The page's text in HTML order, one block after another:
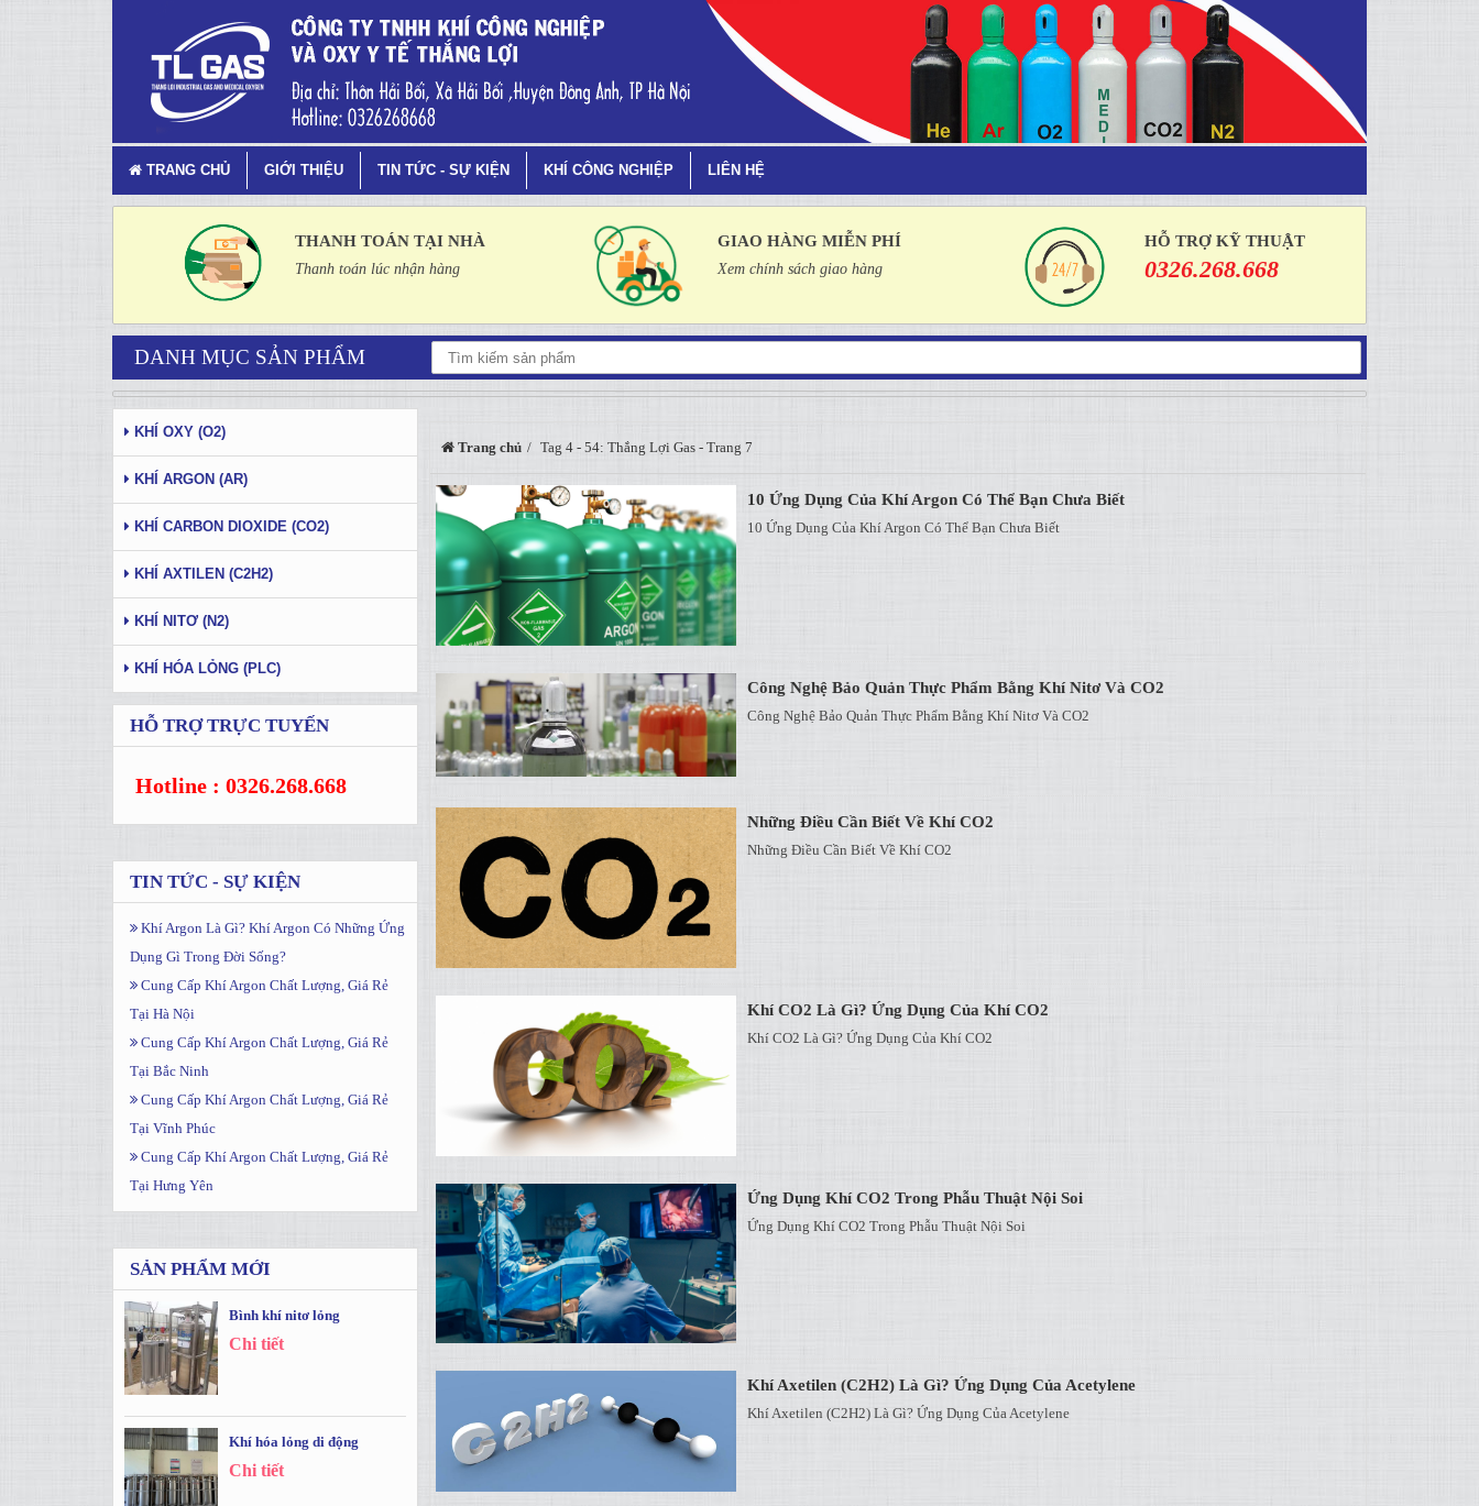
Tag 4 - 54: Thắng Lợi Gas - Trang 7
TRANG CHỦ GIỚI THIỆU TIN TỨC - SỰ KIỆN KHÍ CÔNG NGHIỆP LIÊN HỆ
THANH TOÁN TẠI NHÀ
Thanh toán lúc nhận hàng
GIAO HÀNG MIỄN PHÍ
Xem chính sách giao hàng
HỖ TRỢ KỸ THUẬT
0326.268.668
DANH MỤC SẢN PHẨM
Trang chủ Tag 4 - 54: Thắng Lợi Gas - Trang 7
10 Ứng Dụng Của Khí Argon Có Thể Bạn Chưa Biết
10 Ứng Dụng Của Khí Argon Có Thể Bạn Chưa Biết
Công Nghệ Bảo Quản Thực Phẩm Bằng Khí Nitơ Và CO2
Công Nghệ Bảo Quản Thực Phẩm Bằng Khí Nitơ Và CO2
Những Điều Cần Biết Về Khí CO2
Những Điều Cần Biết Về Khí CO2
Khí CO2 Là Gì? Ứng Dụng Của Khí CO2
Khí CO2 Là Gì? Ứng Dụng Của Khí CO2
Ứng Dụng Khí CO2 Trong Phẫu Thuật Nội Soi
Ứng Dụng Khí CO2 Trong Phẫu Thuật Nội Soi
Khí Axetilen (C2H2) Là Gì? Ứng Dụng Của Acetylene
Khí Axetilen (C2H2) Là Gì? Ứng Dụng Của Acetylene
KHÍ OXY (O2)
KHÍ ARGON (AR)
KHÍ CARBON DIOXIDE (CO2)
KHÍ AXTILEN (C2H2)
KHÍ NITƠ (N2)
KHÍ HÓA LỎNG (PLC)
HỖ TRỢ TRỰC TUYẾN
Hotline : 0326.268.668
TIN TỨC - SỰ KIỆN
Khí Argon Là Gì? Khí Argon Có Những Ứng
Dụng Gì Trong Đời Sống?
Cung Cấp Khí Argon Chất Lượng, Giá Rẻ
Tại Hà Nội
Cung Cấp Khí Argon Chất Lượng, Giá Rẻ
Tại Bắc Ninh
Cung Cấp Khí Argon Chất Lượng, Giá Rẻ
Tại Vĩnh Phúc
Cung Cấp Khí Argon Chất Lượng, Giá Rẻ
Tại Hưng Yên
SẢN PHẨM MỚI
Bình khí nitơ lỏng
Chi tiết
Khí hóa lỏng di động
Chi tiết